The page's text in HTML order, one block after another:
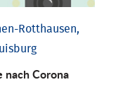
Rotthausen,
nach Corona